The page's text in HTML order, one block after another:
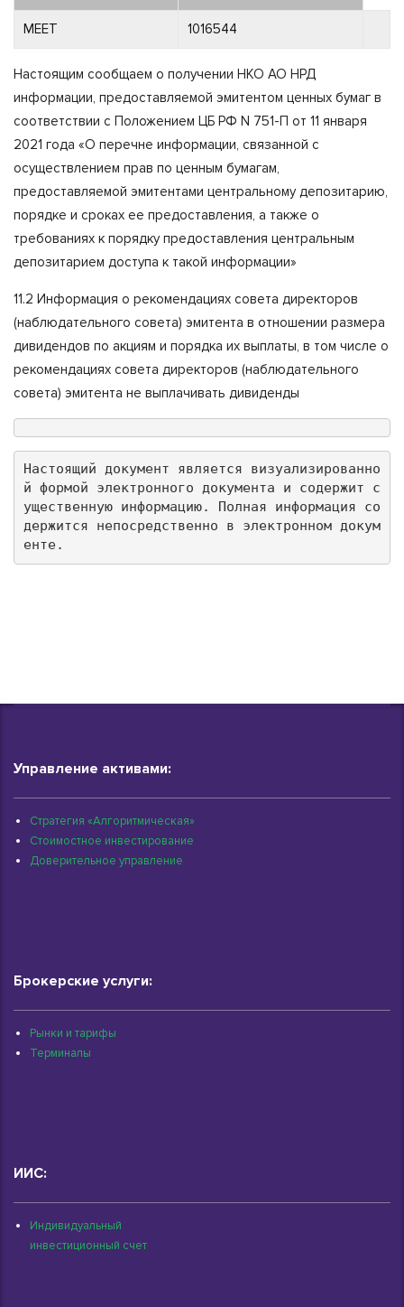
MEET 1016544
Настоящим сообщаем о получении НКО АО НРД
информации, предоставляемой эмитентом ценных бумаг в
соответствии с Положением ЦБ РФ N 751-П от 11 января
2021 года «О перечне информации, связанной с
осуществлением прав по ценным бумагам,
предоставляемой эмитентами центральному депозитарию,
порядке и сроках ее предоставления, а также о
требованиях к порядку предоставления центральным
депозитарием доступа к такой информации»
11.2 Информация о рекомендациях совета директоров
(наблюдательного совета) эмитента в отношении размера
дивидендов по акциям и порядка их выплаты, в том числе о
рекомендациях совета директоров (наблюдательного
совета) эмитента не выплачивать дивиденды
Настоящий документ является визуализированно
й формой электронного документа и содержит с
ущественную информацию. Полная информация со
держится непосредственно в электронном докум
енте.
Управление активами:
Стратегия «Алгоритмическая»
Стоимостное инвестирование
Доверительное управление
Брокерские услуги:
Рынки и тарифы
Терминалы
ИИС:
Индивидуальный
инвестиционный счет